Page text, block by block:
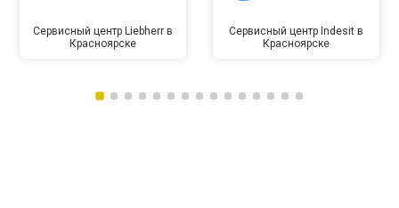
Сервисный центр Liebherr в
Красноярске
Сервисный центр Indesit в
Красноярске